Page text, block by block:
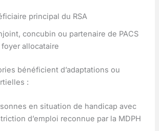
principal du RSA
concubin ou partenaire de PACS
allocataire
bénéficient d’adaptations ou
:
en situation de handicap avec
d’emploi reconnue par la MDPH